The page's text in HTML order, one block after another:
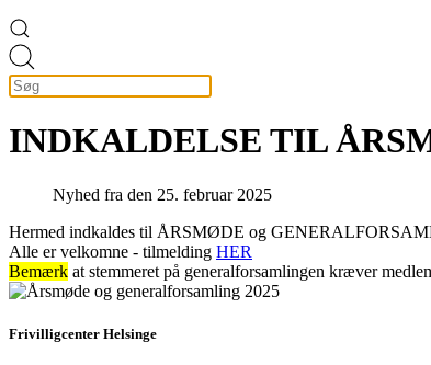
INDKALDELSE TIL
Nyhed fra den 25. februar 2025
Hermed indkaldes til ÅRSMØDE og
Alle er velkomne - tilmelding HER
Bemærk at stemmeret på generalforsamlingen kræver
Frivilligcenter Helsinge